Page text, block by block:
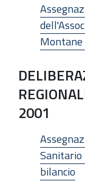
Montane
2001
Sanitario
bilancio